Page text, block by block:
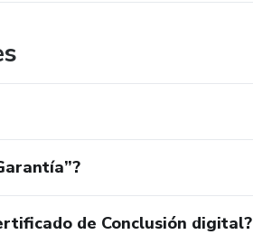
de Conclusión digital?